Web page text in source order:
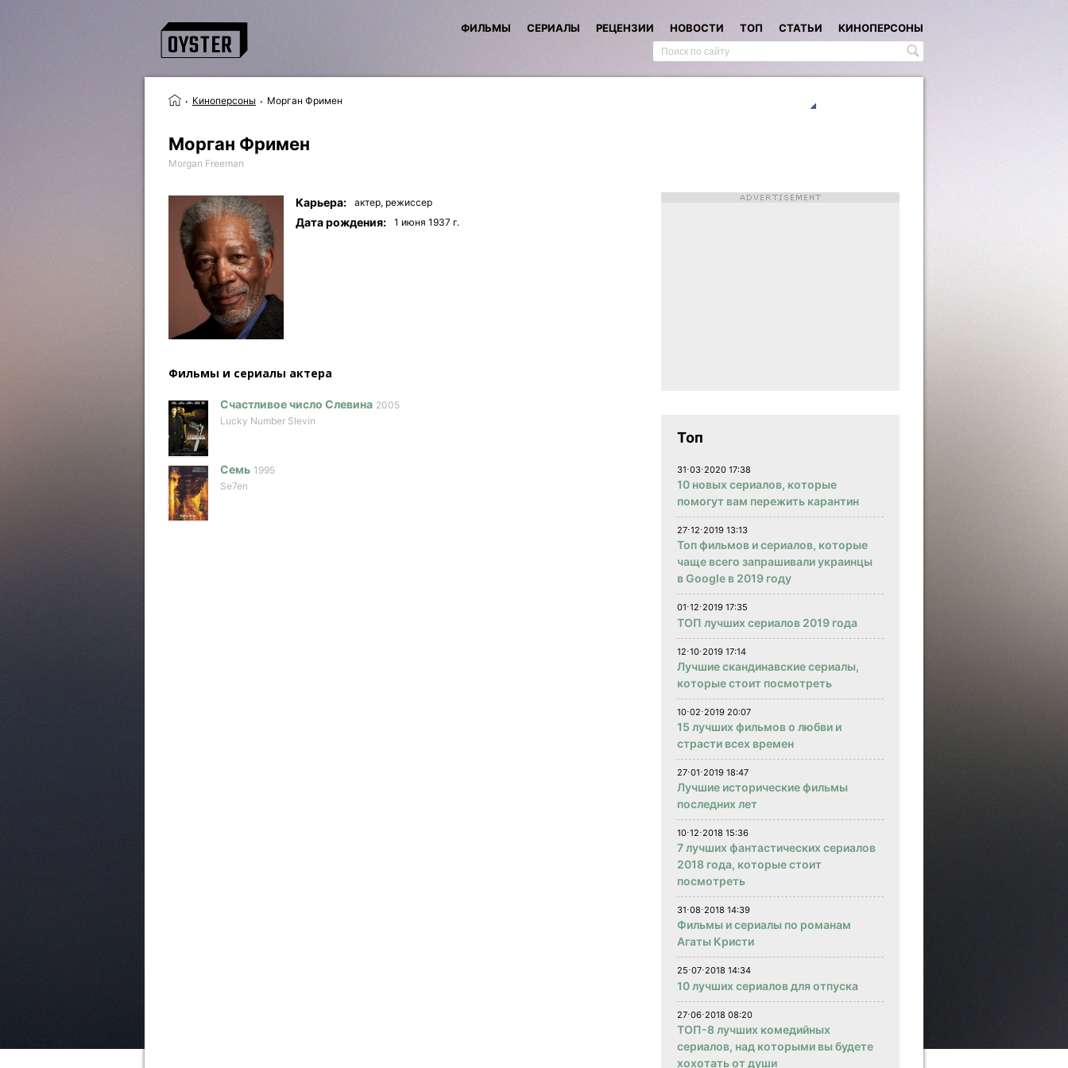
ФИЛЬМЫ СЕРИАЛЫ РЕЦЕНЗИИ НОВОСТИ ТОП СТАТЬИ КИНОПЕРСОНЫ
Киноперсоны Морган Фримен
Морган Фримен
Morgan Freeman
Карьера: актер, режиссер
Дата рождения: 1 июня 1937 г.
Фильмы и сериалы актера
Счастливое число Слевина 2005
Lucky Number Slevin
Семь 1995
Se7en
Топ
31⋅03⋅2020 17:38
10 новых сериалов, которые
помогут вам пережить карантин
27⋅12⋅2019 13:13
Топ фильмов и сериалов, которые
чаще всего запрашивали украинцы
в Google в 2019 году
01⋅12⋅2019 17:35
ТОП лучших сериалов 2019 года
12⋅10⋅2019 17:14
Лучшие скандинавские сериалы,
которые стоит посмотреть
10⋅02⋅2019 20:07
15 лучших фильмов о любви и
страсти всех времен
27⋅01⋅2019 18:47
Лучшие исторические фильмы
последних лет
10⋅12⋅2018 15:36
7 лучших фантастических сериалов
2018 года, которые стоит
посмотреть
31⋅08⋅2018 14:39
Фильмы и сериалы по романам
Агаты Кристи
25⋅07⋅2018 14:34
10 лучших сериалов для отпуска
27⋅06⋅2018 08:20
ТОП-8 лучших комедийных
сериалов, над которыми вы будете
хохотать от души